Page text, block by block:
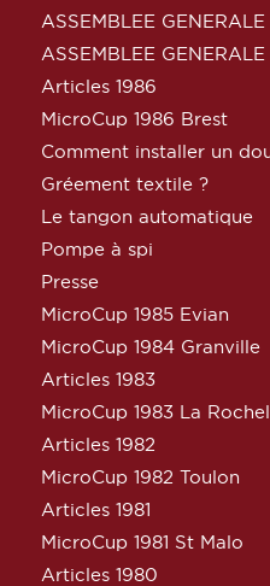
ASSEMBLEE GENERALE
ASSEMBLEE GENERALE
Articles 1986
MicroCup 1986 Brest
Comment installer un
Gréement textile ?
Le tangon automatique
Pompe à spi
Presse
MicroCup 1985 Evian
MicroCup 1984 Granville
Articles 1983
MicroCup 1983 La
Articles 1982
MicroCup 1982 Toulon
Articles 1981
MicroCup 1981 St Malo
Articles 1980